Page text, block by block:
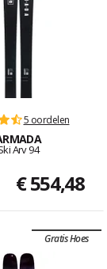
5 oordelen
Arv 94
€ 554,48
Gratis Hoes